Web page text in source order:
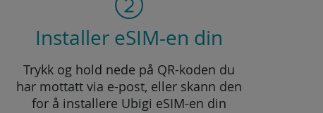
Installer eSIM-en din
Trykk og hold nede på QR-koden du
har mottatt via e-post, eller skann den
for å installere Ubigi eSIM-en din